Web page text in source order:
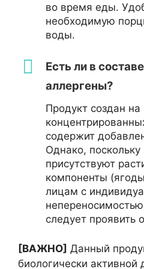
во время еды.
необходимую
воды.
Есть ли в
аллергены?
Продукт создан на
содержит
Однако, поскольку
присутствуют
компоненты
лицам с
следует проявить
[ВАЖНО] Данный
биологически